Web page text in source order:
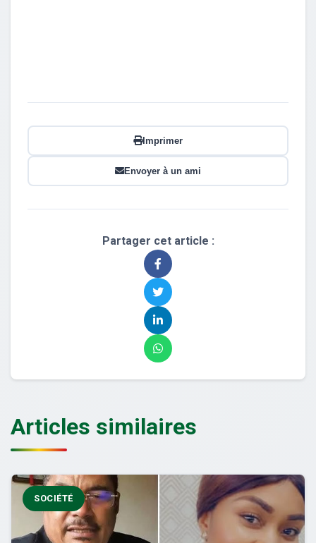
Imprimer
Envoyer à un ami
Partager cet article :
Articles similaires
SOCIÉTÉ